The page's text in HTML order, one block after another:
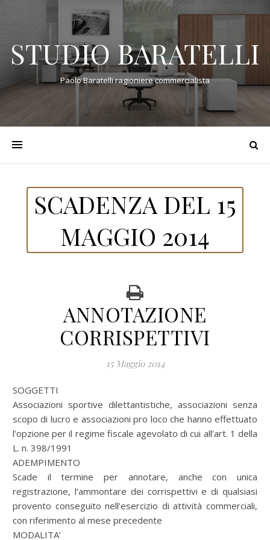
STUDIO BARATELLI
Paolo Baratelli ragioniere commercialista
SCADENZA DEL 15
MAGGIO 2014
ANNOTAZIONE
CORRISPETTIVI
15 Maggio 2014
SOGGETTI
Associazioni sportive dilettantistiche, associazioni senza
scopo di lucro e associazioni pro loco che hanno effettuato
l’opzione per il regime fiscale agevolato di cui all’art. 1 della
L. n. 398/1991
ADEMPIMENTO
Scade il termine per annotare, anche con unica
registrazione, l’ammontare dei corrispettivi e di qualsiasi
provento conseguito nell’esercizio di attività commerciali,
con riferimento al mese precedente
MODALITA’